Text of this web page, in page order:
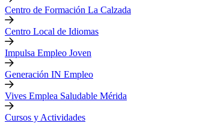
Centro de Formación La Calzada
Centro Local de Idiomas
Impulsa Empleo Joven
Generación IN Empleo
Vives Emplea Saludable Mérida
Cursos y Actividades